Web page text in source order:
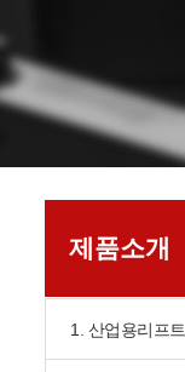
제품소개
1. 산업용리프트